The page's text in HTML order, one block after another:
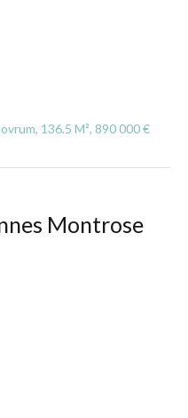
136.5 M², 890 000 €
Montrose